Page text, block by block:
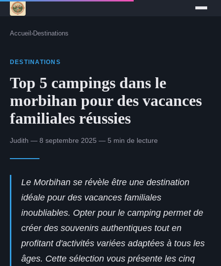
Accueil ›Destinations
DESTINATIONS
Top 5 campings dans le
morbihan pour des vacances
familiales réussies
Judith — 8 septembre 2025 — 5 min de lecture
Le Morbihan se révèle être une destination
idéale pour des vacances familiales
inoubliables. Opter pour le camping permet de
créer des souvenirs authentiques tout en
profitant d'activités variées adaptées à tous les
âges. Cette sélection vous présente les cinq